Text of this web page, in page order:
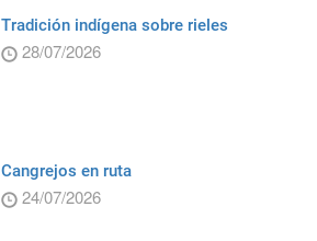
Tradición indígena sobre rieles
28/07/2026
Cangrejos en ruta
24/07/2026